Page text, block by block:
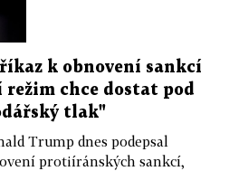
k obnovení sankcí
chce dostat pod
tlak"
Trump dnes podepsal
protiíránských sankcí,